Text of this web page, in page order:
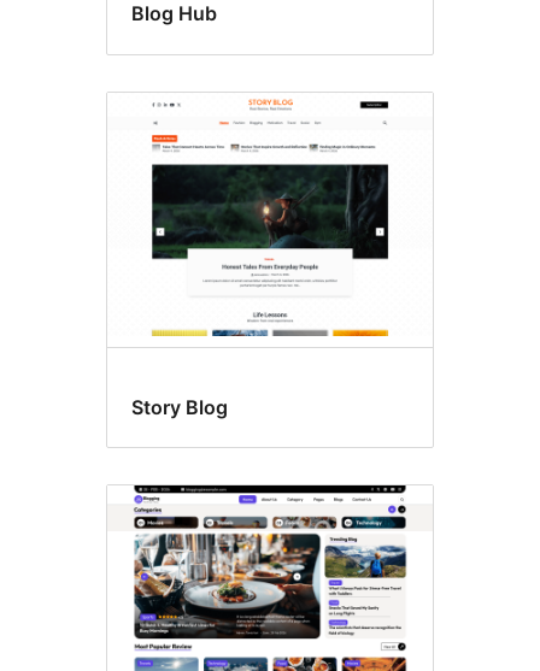
Blog Hub
Story Blog